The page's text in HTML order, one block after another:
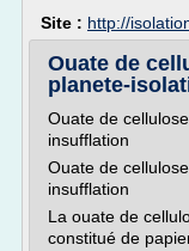
Site : http://
Ouate de
planete-
Ouate de
insufflation
Ouate de
insufflation
La ouate de
constitué de